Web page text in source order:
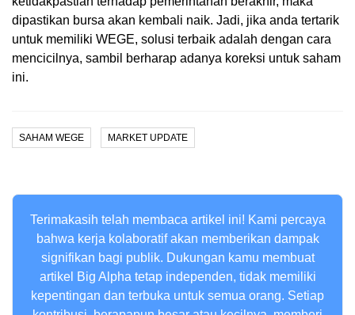
dipastikan bursa akan kembali naik. Jadi, jika anda tertarik
untuk memiliki WEGE, solusi terbaik adalah dengan cara
mencicilnya, sambil berharap adanya koreksi untuk saham
ini.
SAHAM WEGE MARKET UPDATE
Terimakasih telah membaca artikel ini! Kami percaya
bahwa kerja kolaboratif akan memberikan dampak
signifikan bagi publik. Dukungan kamu membuat
artikel Big Alpha tetap independen, tidak memiliki
kepentingan dan terbuka untuk semua orang. Setiap